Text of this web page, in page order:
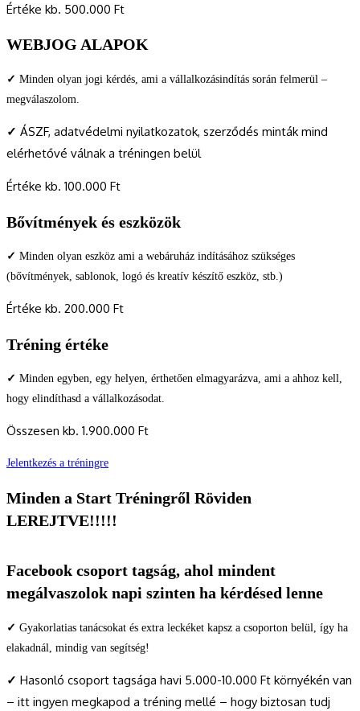
Értéke kb. 500.000 Ft
WEBJOG ALAPOK
✓ Minden olyan jogi kérdés, ami a vállalkozásindítás során felmerül –
megválaszolom.
✓ ÁSZF, adatvédelmi nyilatkozatok, szerződés minták mind
elérhetővé válnak a tréningen belül
Értéke kb. 100.000 Ft
Bővítmények és eszközök
✓ Minden olyan eszköz ami a webáruház indításához szükséges
(bővítmények, sablonok, logó és kreatív készítő eszköz, stb.)
Értéke kb. 200.000 Ft
Tréning értéke
✓ Minden egyben, egy helyen, érthetően elmagyarázva, ami a ahhoz kell,
hogy elindíthasd a vállalkozásodat.
Összesen kb. 1.900.000 Ft
Jelentkezés a tréningre
Minden a Start Tréningről Röviden
LEREJTVE!!!!!
Facebook csoport tagság, ahol mindent
megálvaszolok napi szinten ha kérdésed lenne
✓ Gyakorlatias tanácsokat és extra leckéket kapsz a csoporton belül, így ha
elakadnál, mindig van segítség!
✓ Hasonló csoport tagsága havi 5.000-10.000 Ft környékén van
– itt ingyen megkapod a tréning mellé – hogy biztosan tudj